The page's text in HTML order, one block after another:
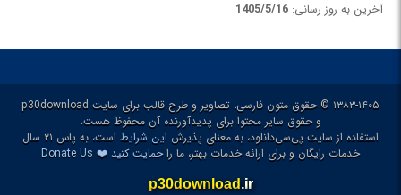
آخرین به روز رسانی: 1405/5/16
۱۳۸۳-۱۴۰۵ © حقوق متون فارسی، تصاویر و طرح قالب برای سایت p30download
و حقوق سایر محتوا برای پدیدآورنده آن محفوظ هست.
استفاده از سایت پی‌سی‌دانلود، به معنای پذیرش این شرایط
است، به پاس ۲۱ سال
خدمات رایگان و برای ارائه خدمات بهتر، ما راحمایت کنید ❤️
p30download